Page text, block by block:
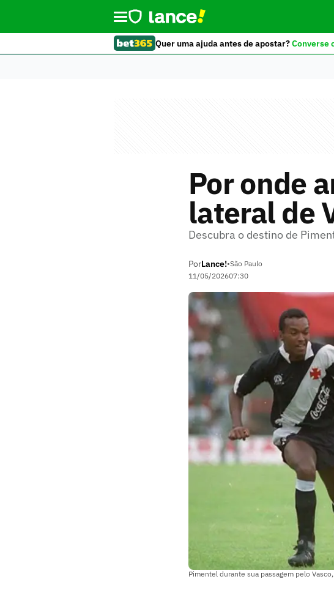
Quer uma ajuda antes de apostar?Converse
Por onde
lateral de
Descubra o destino de
PorLance!•São Paulo
11/05/202607:30
Pimentel durante sua passagem pelo